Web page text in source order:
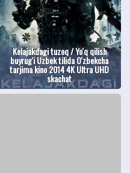
Kelajakdagi tuzoq / Yo'q qilish
buyrug'i Uzbek tilida O'zbekcha
tarjima kino 2014 4K Ultra UHD
skachat